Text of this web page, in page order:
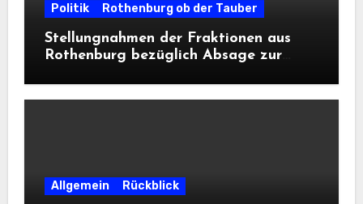
Politik Rothenburg ob der Tauber
Stellungnahmen der Fraktionen aus
Rothenburg bezüglich Absage zur
Allgemein Rückblick